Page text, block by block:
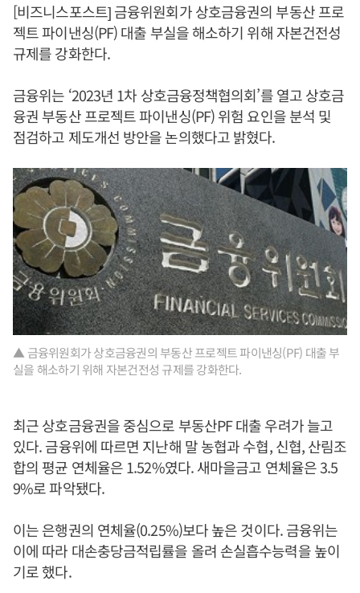
[비즈니스포스트] 금융위원회가 상호금융권의 부동산 프로
젝트 파이낸싱(PF) 대출 부실을 해소하기 위해 자본건전성
규제를 강화한다.
금융위는 ‘2023년 1차 상호금융정책협의회’를 열고 상호금
융권 부동산 프로젝트 파이낸싱(PF) 위험 요인을 분석 및
점검하고 제도개선 방안을 논의했다고 밝혔다.
▲ 금융위원회가 상호금융권의 부동산 프로젝트 파이낸싱(PF) 대출 부
실을 해소하기 위해 자본건전성 규제를 강화한다.
최근 상호금융권을 중심으로 부동산PF 대출 우려가 늘고
있다. 금융위에 따르면 지난해 말 농협과 수협, 신협, 산림조
합의 평균 연체율은 1.52%였다. 새마을금고 연체율은 3.5
9%로 파악됐다.
이는 은행권의 연체율(0.25%)보다 높은 것이다. 금융위는
이에 따라 대손충당금적립률을 올려 손실흡수능력을 높이
기로 했다.